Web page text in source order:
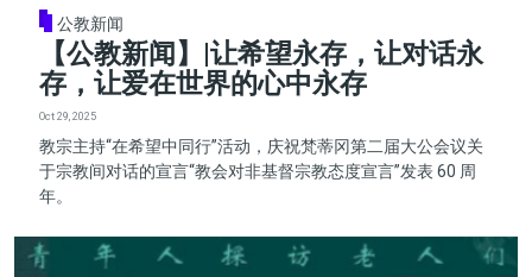
公教新闻
【公教新闻】|让希望永存，让对话永
存，让爱在世界的心中永存
Oct 29, 2025
教宗主持“在希望中同行”活动，庆祝梵蒂冈第二届大公会议关
于宗教间对话的宣言“教会对非基督宗教态度宣言”发表 60 周
年。